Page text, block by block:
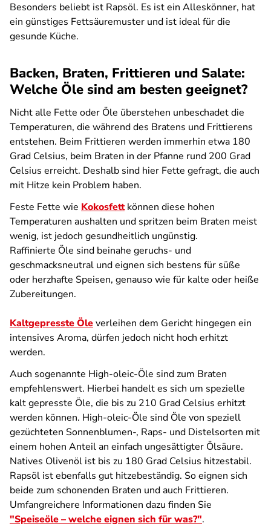
Besonders beliebt ist Rapsöl. Es ist ein Alleskönner, hat
ein günstiges Fettsäuremuster und ist ideal für die
gesunde Küche.
Backen, Braten, Frittieren und Salate:
Welche Öle sind am besten geeignet?
Nicht alle Fette oder Öle überstehen unbeschadet die
Temperaturen, die während des Bratens und Frittierens
entstehen. Beim Frittieren werden immerhin etwa 180
Grad Celsius, beim Braten in der Pfanne rund 200 Grad
Celsius erreicht. Deshalb sind hier Fette gefragt, die auch
mit Hitze kein Problem haben.
Feste Fette wie Kokosfettkönnen diese hohen
Temperaturen aushalten und spritzen beim Braten meist
wenig, ist jedoch gesundheitlich ungünstig.
Raffinierte Öle sind beinahe geruchs- und
geschmacksneutral und eignen sich bestens für süße
oder herzhafte Speisen, genauso wie für kalte oder heiße
Zubereitungen.
Kaltgepresste Öleverleihen dem Gericht hingegen ein
intensives Aroma, dürfen jedoch nicht hoch erhitzt
werden.
Auch sogenannte High-oleic-Öle sind zum Braten
empfehlenswert. Hierbei handelt es sich um spezielle
kalt gepresste Öle, die bis zu 210 Grad Celsius erhitzt
werden können. High-oleic-Öle sind Öle von speziell
gezüchteten Sonnenblumen-, Raps- und Distelsorten mit
einem hohen Anteil an einfach ungesättigter Ölsäure.
Natives Olivenöl ist bis zu 180 Grad Celsius hitzestabil.
Rapsöl ist ebenfalls gut hitzebeständig. So eignen sich
beide zum schonenden Braten und auch Frittieren.
Umfangreichere Informationen dazu finden Sie
"Speiseöle – welche eignen sich für was?".